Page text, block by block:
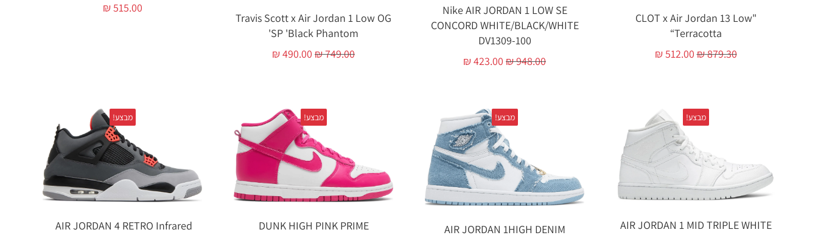
"CLOT x Air Jordan 13 Low
“Terracotta
₪879.30
₪512.00
Nike AIR JORDAN 1 LOW SE
CONCORD WHITE/BLACK/WHITE
DV1309-100
₪948.00
₪423.00
Travis Scott x Air Jordan 1 Low OG
SP 'Black Phantom'
₪749.00
₪490.00
₪515.00
מבצע!
AIR JORDAN 1 MID TRIPLE WHITE
מבצע!
AIR JORDAN 1HIGH DENIM
מבצע!
DUNK HIGH PINK PRIME
מבצע!
AIR JORDAN 4 RETRO Infrared ‏